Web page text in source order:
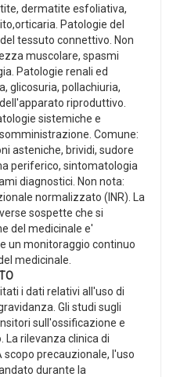
dermatite esfoliativa,
Patologie del
tessuto connettivo. Non
muscolare, spasmi
Patologie renali ed
glicosuria, pollachiuria,
riproduttivo.
sistemiche e
Comune:
asteniche, brividi, sudore
periferico, sintomatologia
diagnostici. Non nota:
normalizzato (INR). La
sospette che si
del medicinale e'
un monitoraggio continuo
medicinale.
i dati relativi all'uso di
Gli studi sugli
sull'ossificazione e
rilevanza clinica di
precauzionale, l'uso
durante la